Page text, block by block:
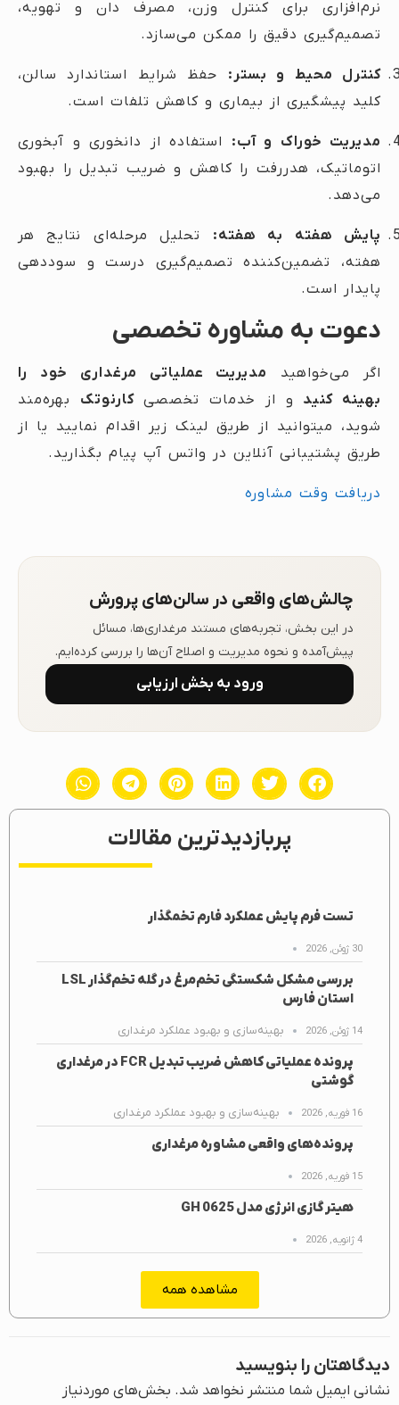
نرم‌افزاری برای کنترل وزن، مصرف دان و تهویه،
تصمیم‌گیری دقیق را ممکن می‌سازد.
کنترل محیط و بستر: حفظ شرایط استاندارد سالن،
کلید پیشگیری از بیماری و کاهش تلفات است.
مدیریت خوراک و آب: استفاده از دانخوری و آبخوری
اتوماتیک، هدررفت را کاهش و ضریب تبدیل را بهبود
می‌دهد.
پایش هفته به هفته: تحلیل مرحله‌ای نتایج هر
هفته، تضمین‌کننده تصمیم‌گیری درست و سوددهی
پایدار است.
دعوت به مشاوره تخصصی
اگر می‌خواهید
مدیریت عملیاتی مرغداری خود را
بهینه کنید و از خدمات تخصصیکارنوتک بهره‌مند
شوید، میتوانید از طریق لینک زیر اقدام نمایید یا از
طریق پشتیبانی آنلاین در واتس آپ پیام بگذارید.
دریافت وقت مشاوره
چالش‌های واقعی در سالن‌های پرورش
در این بخش، تجربه‌های مستند مرغداری‌ها، مسائل
پیش‌آمده و نحوه مدیریت و اصلاح آن‌ها را بررسی کرده‌ایم.
ورود به بخش ارزیابی
پربازدیدترین مقالات
تست فرم پایش عملکرد فارم تخمگذار
30 ژوئن, 2026
بررسی مشکل شکستگی تخم‌مرغ در گله تخم‌گذار LSL
استان فارس
14 ژوئن, 2026 بهینه‌سازی و بهبود عملکرد مرغداری
پرونده عملیاتی کاهش ضریب تبدیل FCR در مرغداری
گوشتی
16 فوریه, 2026 بهینه‌سازی و بهبود عملکرد مرغداری
پرونده‌های واقعی مشاوره مرغداری
15 فوریه, 2026
هیتر گازی انرژی مدل GH 0625
4 ژانویه, 2026
مشاهده همه
دیدگاهتان را بنویسید
نشانی ایمیل شما منتشر نخواهد شد. بخش‌های موردنیاز